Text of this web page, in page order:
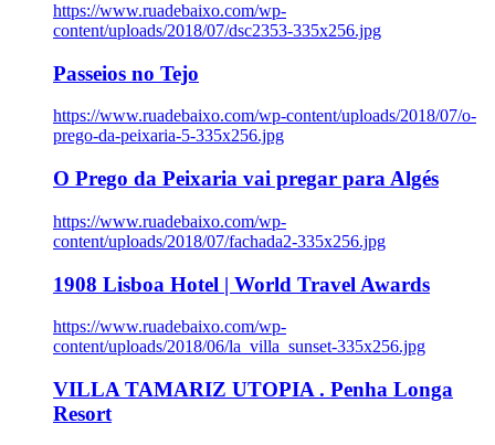
https://www.ruadebaixo.com/wp-
content/uploads/2018/07/dsc2353-335x256.jpg
Passeios no Tejo
https://www.ruadebaixo.com/wp-content/uploads/2018/07/o-
prego-da-peixaria-5-335x256.jpg
O Prego da Peixaria vai pregar para Algés
https://www.ruadebaixo.com/wp-
content/uploads/2018/07/fachada2-335x256.jpg
1908 Lisboa Hotel | World Travel Awards
https://www.ruadebaixo.com/wp-
content/uploads/2018/06/la_villa_sunset-335x256.jpg
VILLA TAMARIZ UTOPIA . Penha Longa
Resort